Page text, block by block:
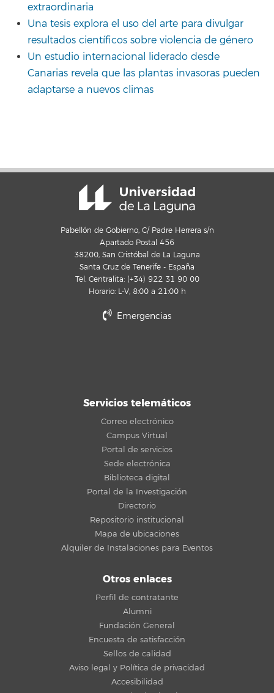
extraordinaria
Una tesis explora el uso del arte para divulgar
resultados científicos sobre violencia de género
Un estudio internacional liderado desde
Canarias revela que las plantas invasoras pueden
adaptarse a nuevos climas
Pabellón de Gobierno, C/ Padre Herrera s/n
Apartado Postal 456
38200, San Cristóbal de La Laguna
Santa Cruz de Tenerife - España
Tel. Centralita: (+34) 922 31 90 00
Horario: L-V, 8:00 a 21:00 h
Emergencias
Servicios telemáticos
Correo electrónico
Campus Virtual
Portal de servicios
Sede electrónica
Biblioteca digital
Portal de la Investigación
Directorio
Repositorio institucional
Mapa de ubicaciones
Alquiler de Instalaciones para Eventos
Otros enlaces
Perfil de contratante
Alumni
Fundación General
Encuesta de satisfacción
Sellos de calidad
Aviso legal y Política de privacidad
Accesibilidad